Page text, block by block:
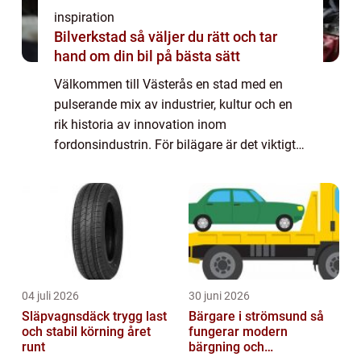
inspiration
Bilverkstad så väljer du rätt och tar
hand om din bil på bästa sätt
Välkommen till Västerås en stad med en
pulserande mix av industrier, kultur och en
rik historia av innovation inom
fordonsindustrin. För bilägare är det viktigt
professionel...
04 juli 2026
Släpvagnsdäck trygg last
och stabil körning året
runt
30 juni 2026
Bärgare i strömsund så
fungerar modern
bärgning och